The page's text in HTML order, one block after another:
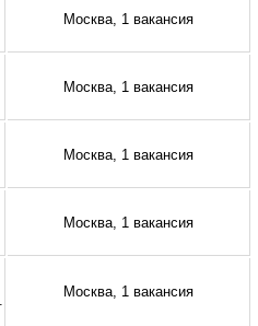
Москва, 1 вакансия
Москва, 1 вакансия
Москва, 1 вакансия
Москва, 1 вакансия
Москва, 1 вакансия